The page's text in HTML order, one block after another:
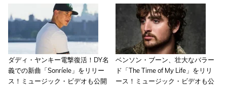
ダディ・ヤンキー電撃復活！DY名
義での新曲「Sonríele」をリリー
ス！ミュージック・ビデオも公開
ベンソン・ブーン、壮大なバラー
ド「The Time of My Life」をリリ
ース！ミュージック・ビデオも公